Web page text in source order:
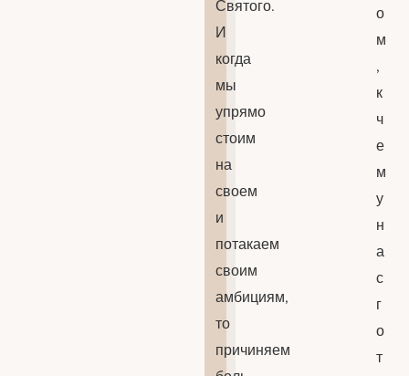
Святого.
И
когда
мы
упрямо
стоим
на
своем
и
потакаем
своим
амбициям,
то
причиняем
о
м
,
к
ч
е
м
у
н
а
с
г
о
т